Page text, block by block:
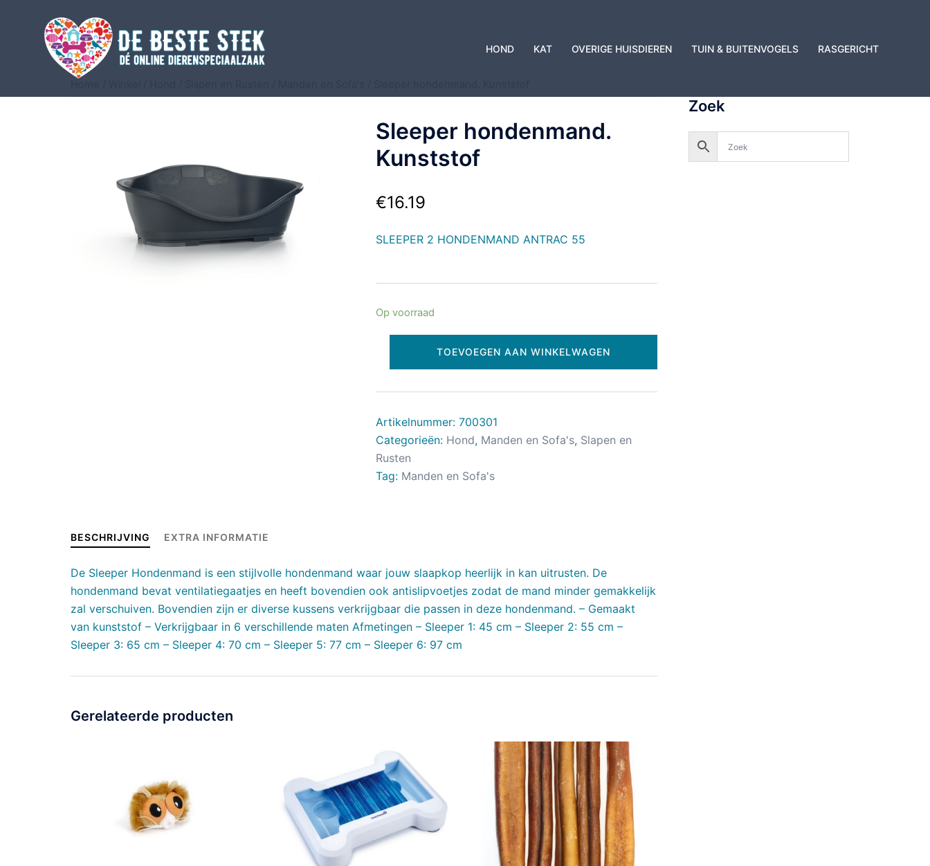
HOND KAT OVERIGE HUISDIEREN TUIN & BUITENVOGELS RASGERICHT
Sleeper hondenmand.
Kunststof
€16.19
SLEEPER 2 HONDENMAND ANTRAC 55
Op voorraad
TOEVOEGEN AAN WINKELWAGEN
Artikelnummer: 700301
Categorieën: Hond, Manden en Sofa's, Slapen en
Rusten
Tag: Manden en Sofa's
BESCHRIJVING EXTRA INFORMATIE
De Sleeper Hondenmand is een stijlvolle hondenmand waar jouw slaapkop heerlijk in kan uitrusten. De
hondenmand bevat ventilatiegaatjes en heeft bovendien ook antislipvoetjes zodat de mand minder gemakkelijk
zal verschuiven. Bovendien zijn er diverse kussens verkrijgbaar die passen in deze hondenmand. – Gemaakt
van kunststof – Verkrijgbaar in 6 verschillende maten Afmetingen – Sleeper 1: 45 cm – Sleeper 2: 55 cm –
Sleeper 3: 65 cm – Sleeper 4: 70 cm – Sleeper 5: 77 cm – Sleeper 6: 97 cm
Gerelateerde producten
Zoek